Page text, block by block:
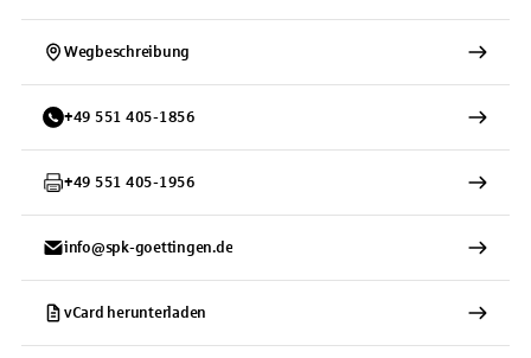
Wegbeschreibung
+49 551 405-1856
+49 551 405-1956
info@spk-goettingen.de
vCard herunterladen